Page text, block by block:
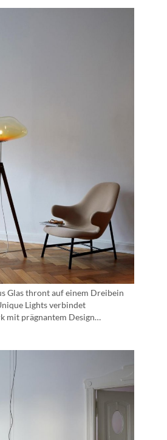
Glas thront auf einem Dreibein
Lights verbindet
mit prägnantem Design…